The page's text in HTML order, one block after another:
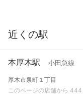
近くの駅
本厚木駅 小田急線
厚木市泉町１丁目
このページの店舗から 444